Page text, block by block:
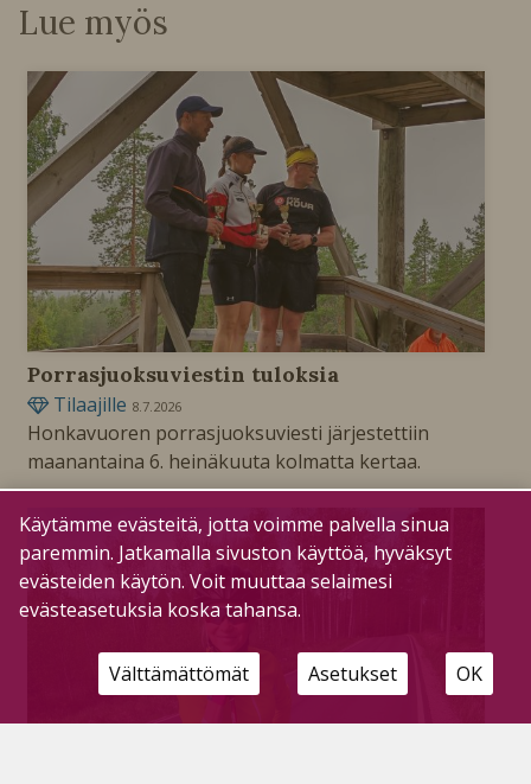
Lue myös
Porrasjuoksuviestin tuloksia
Tilaajille 8.7.2026
Honkavuoren porrasjuoksuviesti järjestettiin
maanantaina 6. heinäkuuta kolmatta kertaa.
Käytämme evästeitä, jotta voimme palvella sinua
paremmin. Jatkamalla sivuston käyttöä, hyväksyt
evästeiden käytön. Voit muuttaa selaimesi
evästeasetuksia koska tahansa.
Välttämättömät Asetukset OK